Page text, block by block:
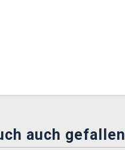
auch gefallen